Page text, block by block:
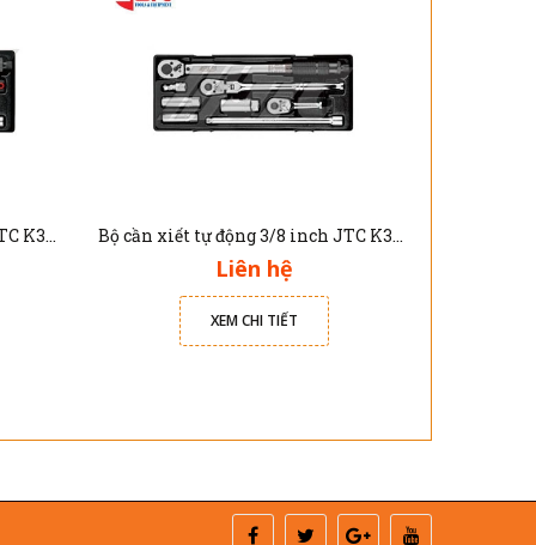
Bộ cần xiết tự động 3/8 inch JTC K3084 Bộ cần xiết tự động 3/8 inch JTC K3083
Liên hệ
XEM CHI TIẾT